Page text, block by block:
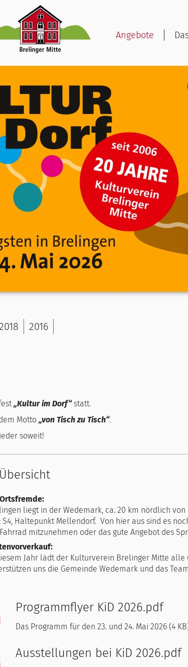
Angebote
2016
„Kultur im Dorf“statt.
Motto „von Tisch zu Tisch“.
soweit!
Übersicht
liegt in der Wedemark, ca. 20 km nördlich
S4, Haltepunkt Mellendorf. Von hier aus sind es
mitzunehmen oder das gute Angebot des
Jahr lädt der Kulturverein Brelinger Mitte alle
uns die Gemeinde Wedemark und das
Programmflyer KiD 2026.pdf
Das Programm für den 23. und 24. Mai 2026 (4
Ausstellungen bei KiD 2026.pdf